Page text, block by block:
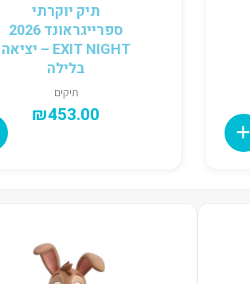
תיק יוקרתי
ספרייגראונד 2026
EXIT NIGHT – יציאה
בלילה
תיקים
₪453.00